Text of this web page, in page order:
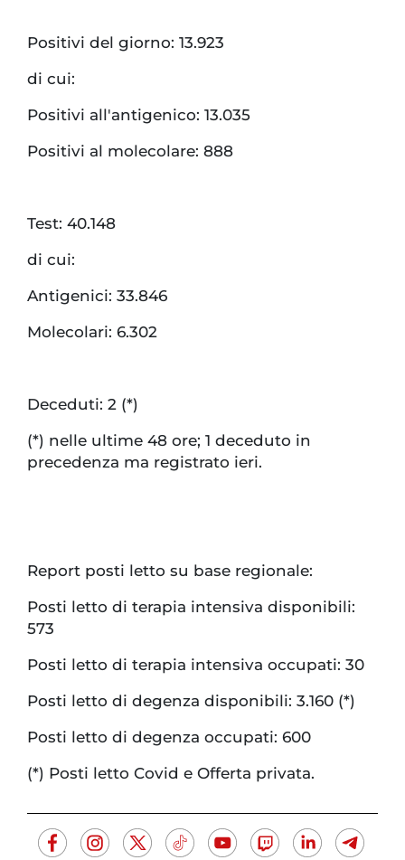
Positivi del giorno: 13.923
di cui:
Positivi all'antigenico: 13.035
Positivi al molecolare: 888
Test: 40.148
di cui:
Antigenici: 33.846
Molecolari: 6.302
Deceduti: 2 (*)
(*) nelle ultime 48 ore; 1 deceduto in
precedenza ma registrato ieri.
Report posti letto su base regionale:
Posti letto di terapia intensiva disponibili:
573
Posti letto di terapia intensiva occupati: 30
Posti letto di degenza disponibili: 3.160 (*)
Posti letto di degenza occupati: 600
(*) Posti letto Covid e Offerta privata.